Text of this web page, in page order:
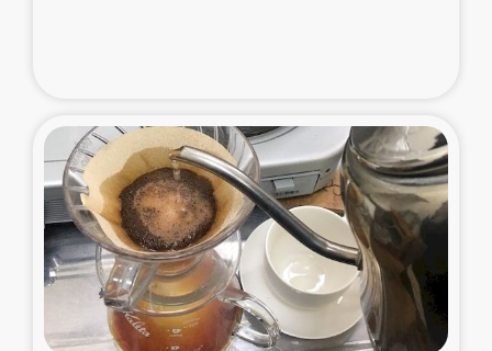
ミャンマー緊急支援
タイ国境ミャンマー移民子ども支援
漁民によるマングローブ植林活動
レバノンでのシリア難民への食糧・越冬支援